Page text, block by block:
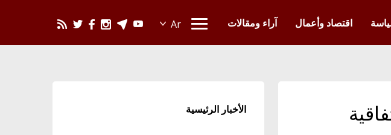
اقتصاد وأعمال آراء ومقالات
الأخبار الرئيسية